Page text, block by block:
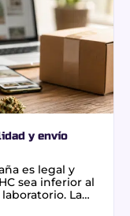
y envío
es legal y
sea inferior al
La